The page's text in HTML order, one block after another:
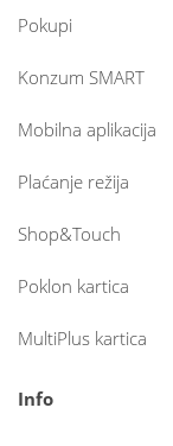
Pokupi
Konzum SMART
Mobilna aplikacija
Plaćanje režija
Shop&Touch
Poklon kartica
MultiPlus kartica
Info